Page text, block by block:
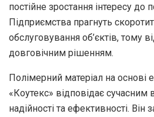
постійне зростання інтересу до
Підприємства прагнуть
обслуговування об’єктів, тому
довговічним рішенням.
Полімерний матеріал на
«Коутекс» відповідає
надійності та ефективності. Він